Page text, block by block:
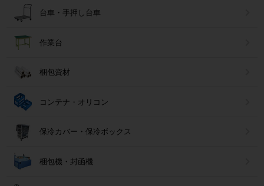
台車・手押し台車
作業台
梱包資材
コンテナ・オリコン
保冷カバー・保冷ボックス
梱包機・封函機